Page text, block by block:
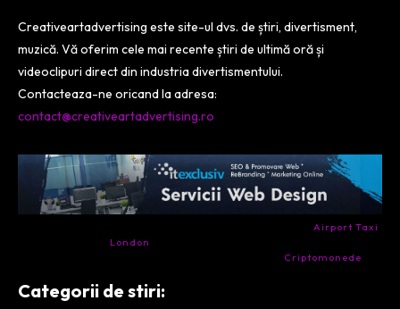
Creativeartadvertising este site-ul dvs. de știri, divertisment,
muzică. Vă oferim cele mai recente știri de ultimă oră și
videoclipuri direct din industria divertismentului.
Contacteaza-ne oricand la adresa:
contact@creativeartadvertising.ro
Airport Taxi
London
Criptomonede
Categorii de stiri: